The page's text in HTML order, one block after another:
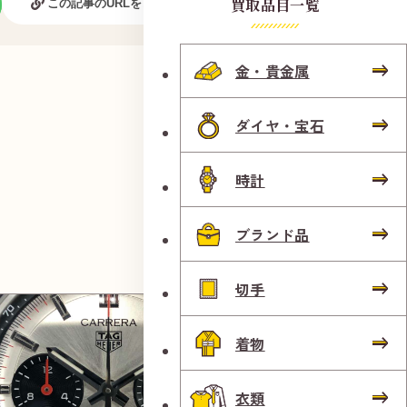
この記事のURLをコピーする 買取品目一覧
金・貴金属
ダイヤ・宝石
時計
ブランド品
切手
着物
衣類